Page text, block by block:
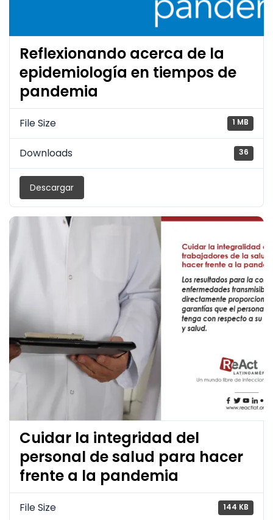
Reflexionando acerca de la
epidemiología en tiempos de
pandemia
File Size 1 MB
Downloads 36
Descargar
Cuidar la integridad del
personal de salud para hacer
frente a la pandemia
File Size 144 KB